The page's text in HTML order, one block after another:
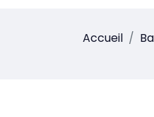
Accueil